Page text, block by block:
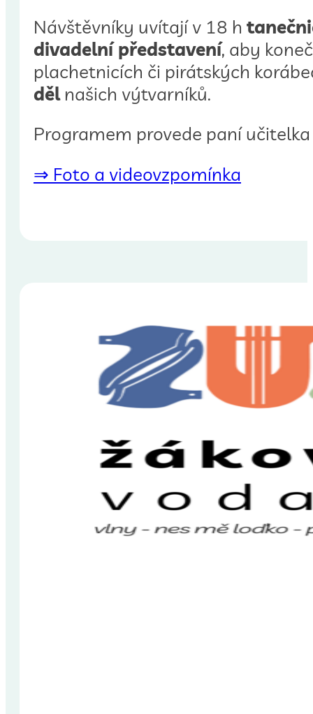
Návštěvníky uvítají v 18 h
divadelní představení, aby
plachetnicích či pirátských
dělnašich výtvarníků.
Programem provede paní
⇒ Foto a videovzpomínka